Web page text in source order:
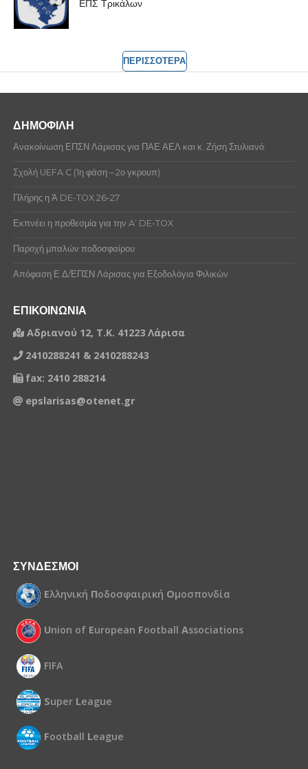
ΕΠΣ Τρικάλων
ΠΕΡΙΣΣΟΤΕΡΑ
ΔΗΜΟΦΙΛΗ
Ανακοίνωση ΕΠΣΝ Λάρισας για ΠΑΕ ΑΕΛ και κ. Ζήση Στυλιανό.
Σχολή UEFA C (1η φάση – 2ο γκρουπ)
Πλήρης η Ά DE-TOX 26-27
Εκπνέει η προθεσμία για την A’ DE-TOX
Παροχή μπαλών ποδοσφαίρου
Απόφαση Ε.Δ/ΕΠΣΝ Λάρισας για Εξοδολόγια Φιλικών
ΕΠΙΚΟΙΝΩΝΙΑ
Αδριανού 12, Τ.Κ. 41223 Λάρισα
2410288241 & 2410288243
fax: 2410 288214
epslarisas@otenet.gr
ΣΥΝΔΕΣΜΟΙ
Ελληνική Ποδοσφαιρική Ομοσπονδία
Union of European Football Associations
FIFA
Super League
Football League